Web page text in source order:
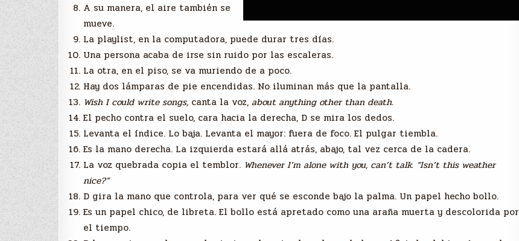
A su manera, el aire también se
mueve.
La playlist, en la computadora, puede durar tres días.
Una persona acaba de irse sin ruido por las escaleras.
La otra, en el piso, se va muriendo de a poco.
Hay dos lámparas de pie encendidas. No iluminan más que la pantalla.
Wish I could write songs, canta la voz, about anything other than death.
El pecho contra el suelo, cara hacia la derecha, D se mira los dedos.
Levanta el índice. Lo baja. Levanta el mayor: fuera de foco. El pulgar tiembla.
Es la mano derecha. La izquierda estará allá atrás, abajo, tal vez cerca de la cadera.
La voz quebrada copia el temblor. Whenever I’m alone with you, can’t talk. “Isn’t this weather
nice?”
D gira la mano que controla, para ver qué se esconde bajo la palma. Un papel hecho bollo.
Es un papel chico, de libreta. El bollo está apretado como una araña muerta y descolorida por
el tiempo.